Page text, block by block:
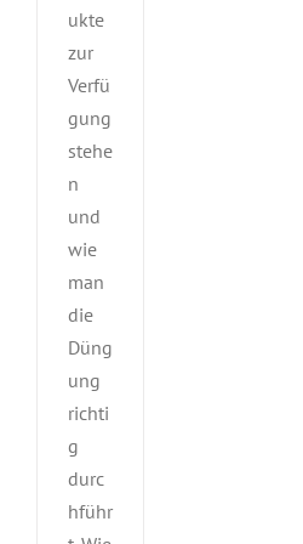
ukte
zur
Verfü
gung
stehe
n
und
wie
man
die
Düng
ung
richti
g
durc
hführ